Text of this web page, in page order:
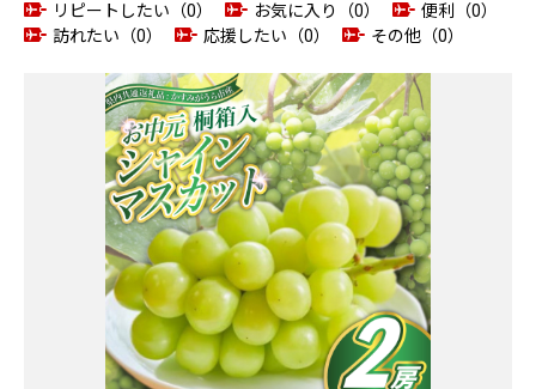
リピートしたい（0）
お気に入り（0）
便利（0）
訪れたい（0）
応援したい（0） その他（0）